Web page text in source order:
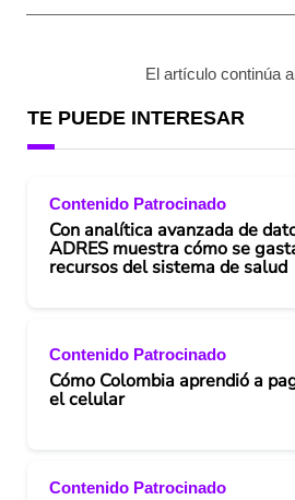
El artículo continúa
TE PUEDE INTERESAR
Contenido Patrocinado
Con analítica avanzada de
ADRES muestra cómo se
recursos del sistema de salud
Contenido Patrocinado
Cómo Colombia aprendió a
el celular
Contenido Patrocinado